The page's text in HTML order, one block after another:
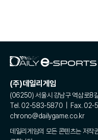
(주)데일리게임
(06250) 서울시 강남구 역삼로8
Tel. 02-583-5870 | Fax. 02-
chrono@dailygame.co.kr
데일리게임의 모든 콘텐츠는 저작